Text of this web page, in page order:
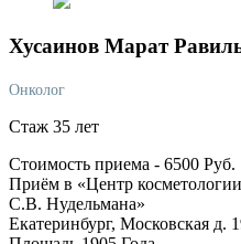
Хусаинов Марат
Онколог
Стаж 35 лет
Стоимость приема - 6500 Руб.
Приём в «Центр
С.В. Нудельмана»
Екатеринбург, Московская д.